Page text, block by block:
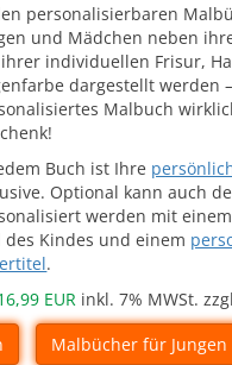
personalisierbaren
und Mädchen neben
individuellen Frisur,
dargestellt werden
Malbuch
Buch ist Ihre
Optional kann auch
werden mit
des Kindes und einem
.
EUR inkl. 7% MWSt.
Malbücher für Jungen